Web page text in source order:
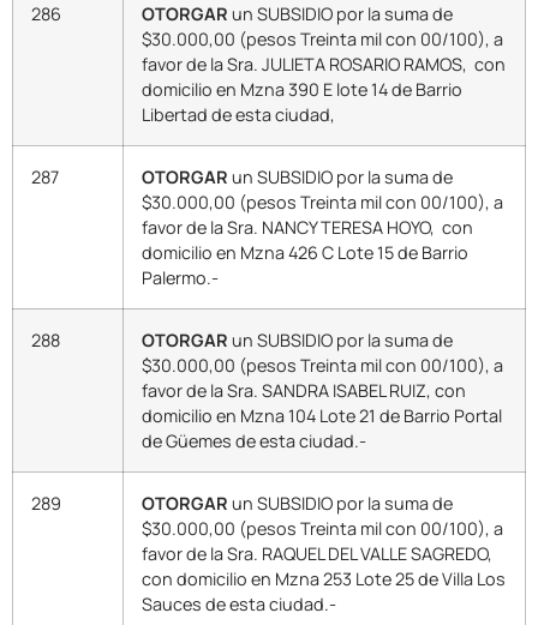
286 OTORGAR un SUBSIDIO por la suma de
$30.000,00 (pesos Treinta mil con 00/100), a
favor de la Sra. JULIETA ROSARIO RAMOS, con
domicilio en Mzna 390 E lote 14 de Barrio
Libertad de esta ciudad,
287 OTORGAR un SUBSIDIO por la suma de
$30.000,00 (pesos Treinta mil con 00/100), a
favor de la Sra. NANCY TERESA HOYO, con
domicilio en Mzna 426 C Lote 15 de Barrio
Palermo.-
288 OTORGAR un SUBSIDIO por la suma de
$30.000,00 (pesos Treinta mil con 00/100), a
favor de la Sra. SANDRA ISABEL RUIZ, con
domicilio en Mzna 104 Lote 21 de Barrio Portal
de Güemes de esta ciudad.-
289 OTORGAR un SUBSIDIO por la suma de
$30.000,00 (pesos Treinta mil con 00/100), a
favor de la Sra. RAQUEL DEL VALLE SAGREDO,
con domicilio en Mzna 253 Lote 25 de Villa Los
Sauces de esta ciudad.-